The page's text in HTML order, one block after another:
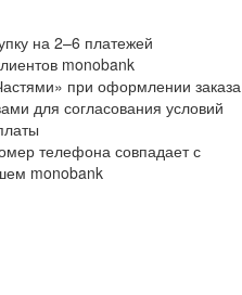
на 2–6 платежей
monobank
при оформлении заказа
для согласования условий
телефона совпадает с
monobank